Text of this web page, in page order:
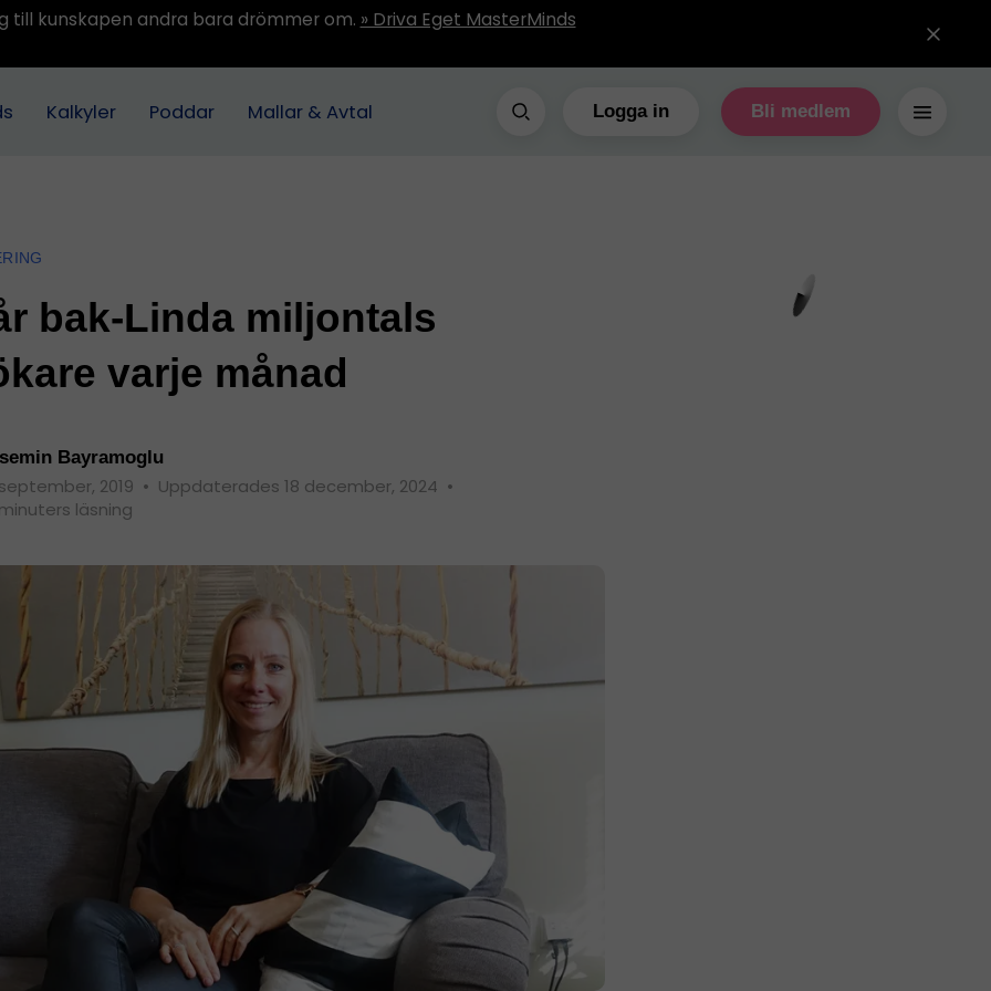
till kunskapen andra bara drömmer om. » Driva Eget MasterMinds
Kalkyler Poddar Mallar & Avtal Logga in Bli medlem
bak-Linda miljontals
varje månad
Bayramoglu
2019 • Uppdaterades 18 december, 2024 •
läsning